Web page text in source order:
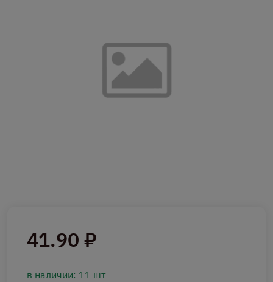
41.90 ₽
в наличии: 11 шт